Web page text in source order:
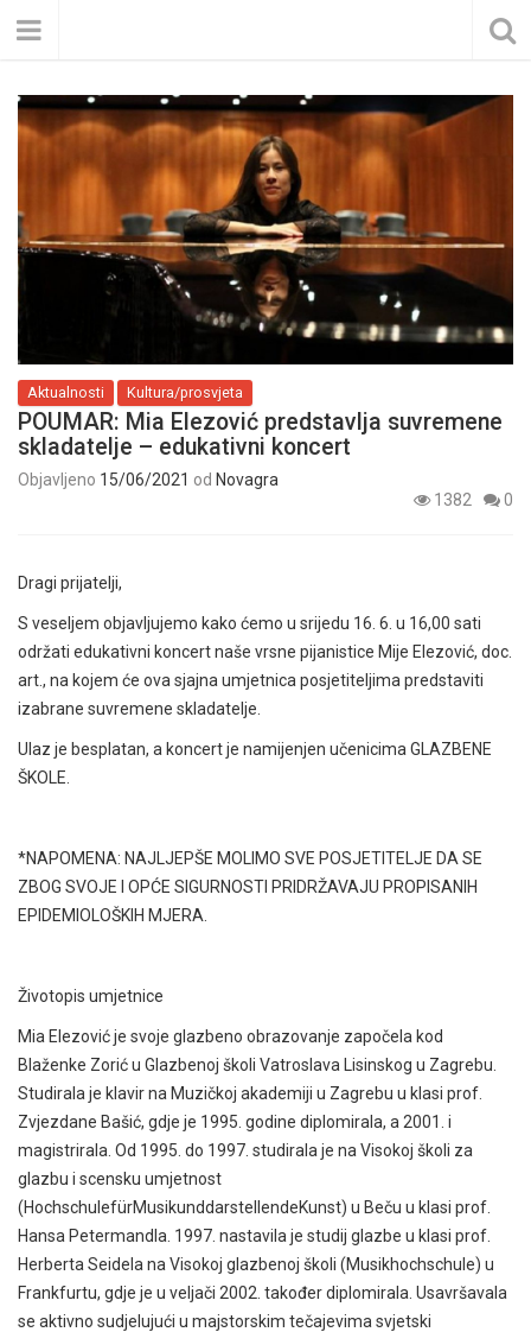
Aktualnosti Kultura/prosvjeta
POUMAR: Mia Elezović predstavlja suvremene
skladatelje – edukativni koncert
Objavljeno 15/06/2021 od Novagra
1382
0
Dragi prijatelji,
S veseljem objavljujemo kako ćemo u srijedu 16. 6. u 16,00 sati
održati edukativni koncert naše vrsne pijanistice Mije Elezović, doc.
art., na kojem će ova sjajna umjetnica posjetiteljima predstaviti
izabrane suvremene skladatelje.
Ulaz je besplatan, a koncert je namijenjen učenicima GLAZBENE
ŠKOLE.
*NAPOMENA: NAJLJEPŠE MOLIMO SVE POSJETITELJE DA SE
ZBOG SVOJE I OPĆE SIGURNOSTI PRIDRŽAVAJU PROPISANIH
EPIDEMIOLOŠKIH MJERA.
Životopis umjetnice
Mia Elezović je svoje glazbeno obrazovanje započela kod
Blaženke Zorić u Glazbenoj školi Vatroslava Lisinskog u Zagrebu.
Studirala je klavir na Muzičkoj akademiji u Zagrebu u klasi prof.
Zvjezdane Bašić, gdje je 1995. godine diplomirala, a 2001. i
magistrirala. Od 1995. do 1997. studirala je na Visokoj školi za
glazbu i scensku umjetnost
(HochschulefürMusikunddarstellendeKunst) u Beču u klasi prof.
Hansa Petermandla. 1997. nastavila je studij glazbe u klasi prof.
Herberta Seidela na Visokoj glazbenoj školi (Musikhochschule) u
Frankfurtu, gdje je u veljači 2002. također diplomirala. Usavršavala
se aktivno sudjelujući u majstorskim tečajevima svjetski